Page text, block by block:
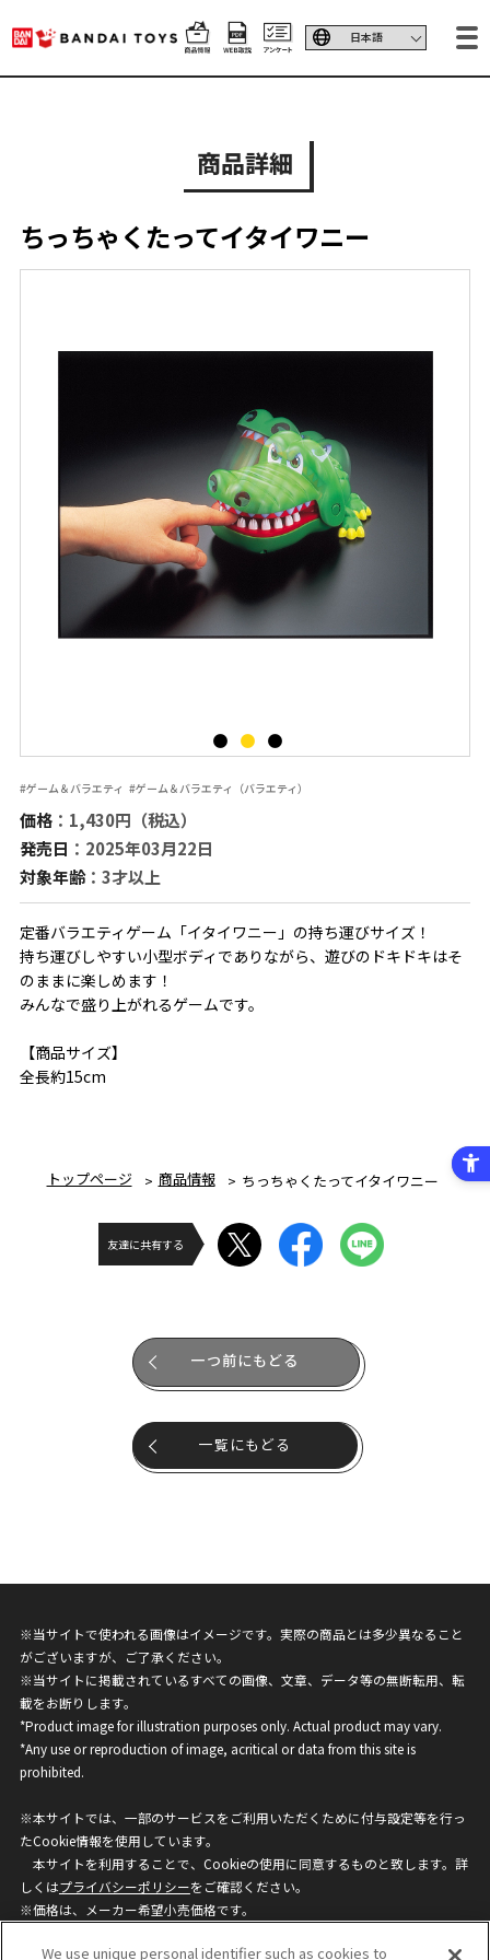
商品詳細
ちっちゃくたってイタイワニー
#ゲーム＆バラエティ #ゲーム＆バラエティ（バラエティ）
価格：1,430円（税込）
発売日 ：2025年03月22日
対象年齢：3才以上
定番バラエティゲーム「イタイワニー」の持ち運びサイズ！
持ち運びしやすい小型ボディでありながら、遊びのドキドキはそ
のままに楽しめます！
みんなで盛り上がれるゲームです。
【商品サイズ】
全長約15cm
トップページ 商品情報 ちっちゃくたってイタイワニー
友達に共有する
一つ前にもどる
一覧にもどる
※当サイトで使われる画像はイメージです。実際の商品とは多少異なること
がございますが、ご了承ください。
※当サイトに掲載されているすべての画像、文章、データ等の無断転用、転
載をお断りします。
*Product image for illustration purposes only. Actual product may vary.
*Any use or reproduction of image, acritical or data from this site is
prohibited.
※本サイトでは、一部のサービスをご利用いただくために付与設定等を行っ
たCookie情報を使用しています。
本サイトを利用することで、Cookieの使用に同意するものと致します。詳
しくはプライバシーポリシーをご確認ください。
※価格は、メーカー希望小売価格です。
ざいますのでご了承ください。
We use unique personal identifier such as cookies to